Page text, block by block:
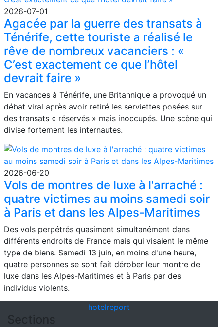
2026-07-01
Agacée par la guerre des transats à
Ténérife, cette touriste a réalisé le
rêve de nombreux vacanciers : «
C’est exactement ce que l’hôtel
devrait faire »
En vacances à Ténérife, une Britannique a provoqué un
débat viral après avoir retiré les serviettes posées sur
des transats « réservés » mais inoccupés. Une scène qui
divise fortement les internautes.
2026-06-20
Vols de montres de luxe à l'arraché :
quatre victimes au moins samedi soir
à Paris et dans les Alpes-Maritimes
Des vols perpétrés quasiment simultanément dans
différents endroits de France mais qui visaient le même
type de biens. Samedi 13 juin, en moins d'une heure,
quatre personnes se sont fait dérober leur montre de
luxe dans les Alpes-Maritimes et à Paris par des
individus violents.
hotelreport
Sections